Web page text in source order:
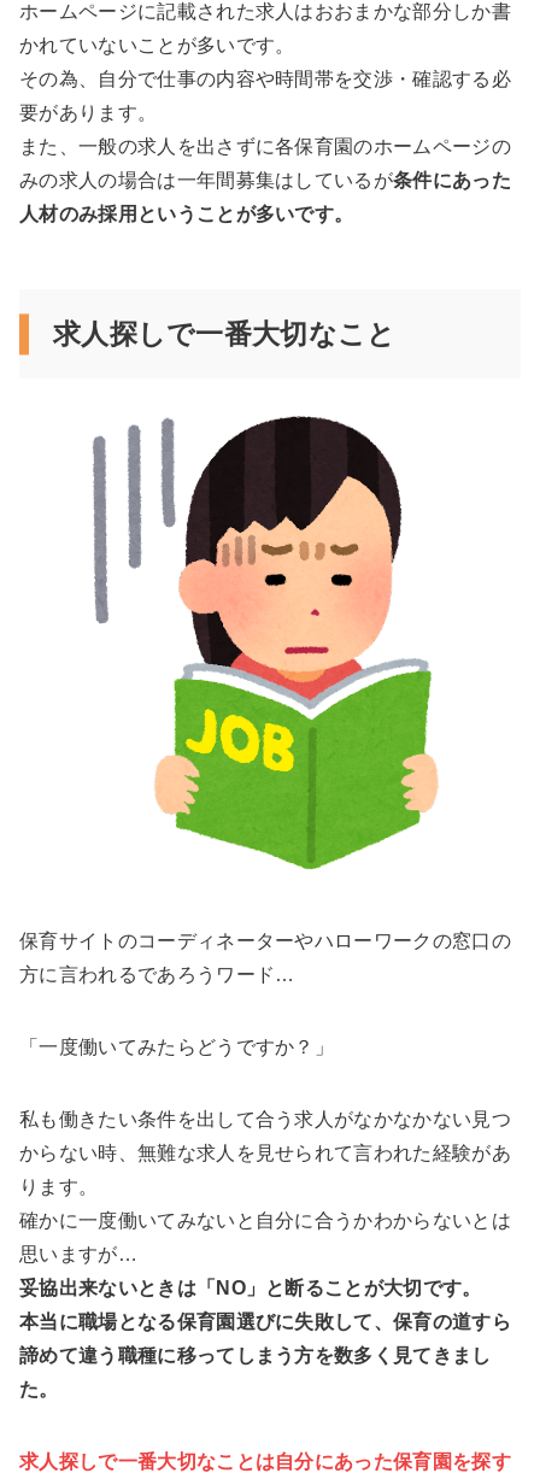
ホームページに記載された求人はおおまかな部分しか書
かれていないことが多いです。
その為、自分で仕事の内容や時間帯を交渉・確認する必
要があります。
また、一般の求人を出さずに各保育園のホームページの
みの求人の場合は一年間募集はしているが条件にあった
人材のみ採用ということが多いです。
求人探しで一番大切なこと
保育サイトのコーディネーターやハローワークの窓口の
方に言われるであろうワード…
「一度働いてみたらどうですか？」
私も働きたい条件を出して合う求人がなかなかない見つ
からない時、無難な求人を見せられて言われた経験があ
ります。
確かに一度働いてみないと自分に合うかわからないとは
思いますが…
妥協出来ないときは「NO」と断ることが大切です。
本当に職場となる保育園選びに失敗して、保育の道すら
諦めて違う職種に移ってしまう方を数多く見てきまし
た。
求人探しで一番大切なことは自分にあった保育園を探す